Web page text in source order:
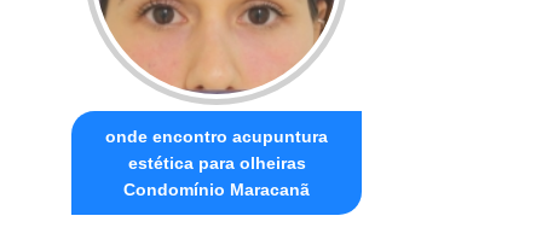
onde encontro acupuntura
estética para olheiras
Condomínio Maracanã